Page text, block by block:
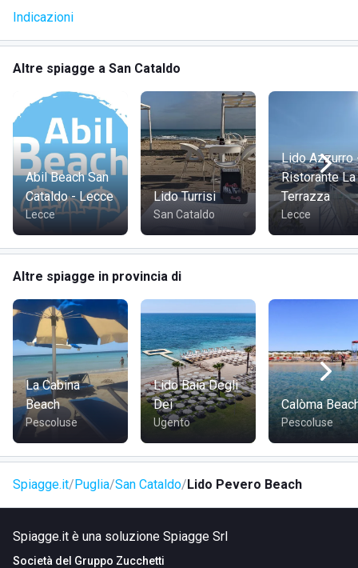
Indicazioni
Altre spiagge a San Cataldo
Abil Beach San
Cataldo - Lecce
Lecce
Lido Turrisi
San Cataldo
Lido Azzurro
Ristorante La
Terrazza
Lecce
Altre spiagge in provincia di
La Cabina
Beach
Pescoluse
Lido Baia Degli
Dei
Ugento
Calòma
Pescoluse
Spiagge.it Puglia San Cataldo Lido Pevero Beach
Spiagge.it è una soluzione Spiagge Srl
Società del Gruppo Zucchetti